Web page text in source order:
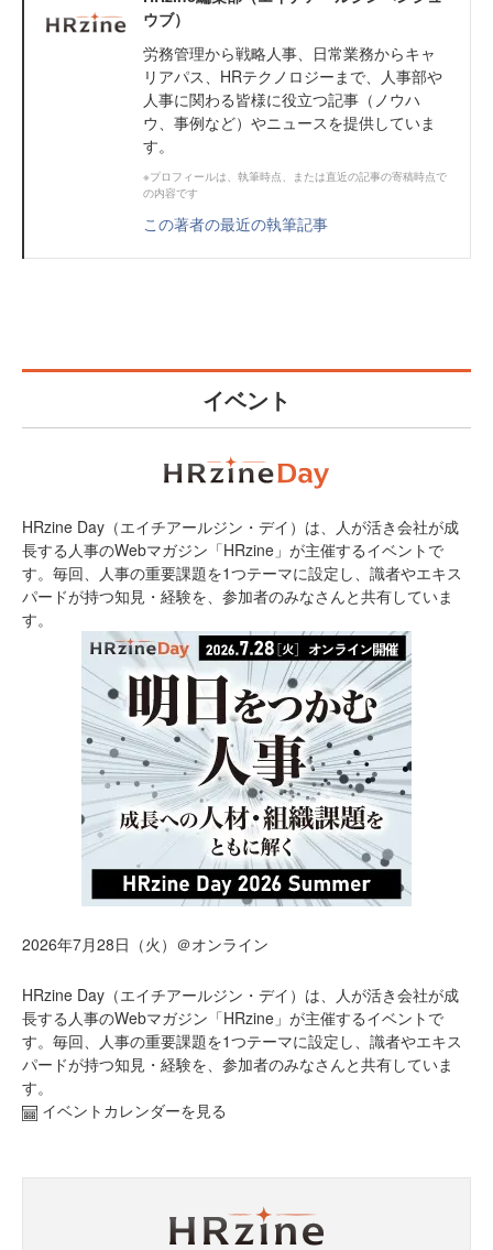
ウブ）
労務管理から戦略人事、日常業務からキャ
リアパス、HRテクノロジーまで、人事部や
人事に関わる皆様に役立つ記事（ノウハ
ウ、事例など）やニュースを提供していま
す。
※プロフィールは、執筆時点、または直近の記事の寄稿時点で
の内容です
この著者の最近の執筆記事
イベント
HRzine Day（エイチアールジン・デイ）は、人が活き会社が成
長する人事のWebマガジン「HRzine」が主催するイベントで
す。毎回、人事の重要課題を1つテーマに設定し、識者やエキス
パードが持つ知見・経験を、参加者のみなさんと共有していま
す。
2026年7月28日（火）＠オンライン
HRzine Day（エイチアールジン・デイ）は、人が活き会社が成
長する人事のWebマガジン「HRzine」が主催するイベントで
す。毎回、人事の重要課題を1つテーマに設定し、識者やエキス
パードが持つ知見・経験を、参加者のみなさんと共有していま
す。
イベントカレンダーを見る